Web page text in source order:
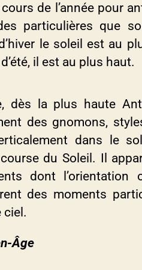
de l’année pour
particulières que
le soleil est au
il est au plus haut.
dès la plus haute
des gnomons,
dans le
du Soleil. Il
dont l’orientation
des moments
ciel.
Âge